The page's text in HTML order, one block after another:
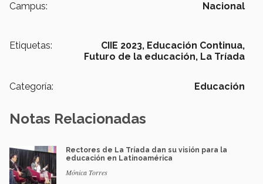
Campus: Nacional
Etiquetas: CIIE 2023, Educación Continua,
Futuro de la educación, La Tríada
Categoría: Educación
Notas Relacionadas
Rectores de La Tríada dan su visión para la
educación en Latinoamérica
Mónica Torres